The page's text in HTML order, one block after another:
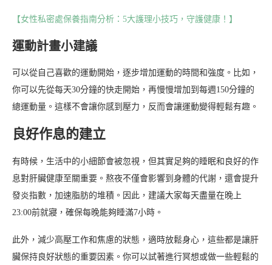
【女性私密處保養指南分析：5大護理小技巧，守護健康！】
運動計畫小建議
可以從自己喜歡的運動開始，逐步增加運動的時間和強度。比如，
你可以先從每天30分鐘的快走開始，再慢慢增加到每週150分鐘的
總運動量。這樣不會讓你感到壓力，反而會讓運動變得輕鬆有趣。
良好作息的建立
有時候，生活中的小細節會被忽視，但其實足夠的睡眠和良好的作
息對肝臟健康至關重要。熬夜不僅會影響到身體的代謝，還會提升
發炎指數，加速脂肪的堆積。因此，建議大家每天盡量在晚上
23:00前就寢，確保每晚能夠睡滿7小時。
此外，減少高壓工作和焦慮的狀態，適時放鬆身心，這些都是讓肝
臟保持良好狀態的重要因素。你可以試著進行冥想或做一些輕鬆的